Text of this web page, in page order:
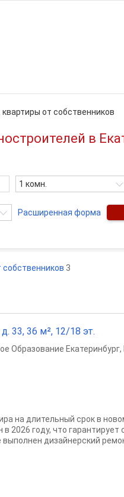
квартиры от собственников
в
1 комн.
Расширенная форма
собственников 3
33, 36 м², 12/18 эт.
Образование Екатеринбург,
на длительный срок в
2026 году, что
дизайнерский